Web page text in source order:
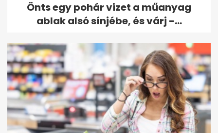
Önts egy pohár vizet a műanyag
ablak alsó sínjébe, és várj -...